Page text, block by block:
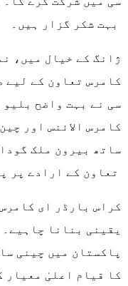
ژانگ کے خیال میں،
کامرس تعاون کے لیے
سی نے بہت واضح
کامرس الائنس اور
ساتھ بیرون ملک
یقینی بنانا
پاکستان میں چینی
کا قیام اعلیٰ معیار